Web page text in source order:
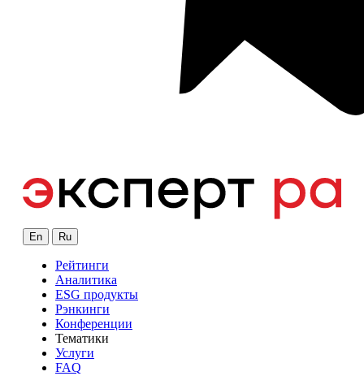
En Ru
Рейтинги
Аналитика
ESG продукты
Рэнкинги
Конференции
Тематики
Услуги
FAQ